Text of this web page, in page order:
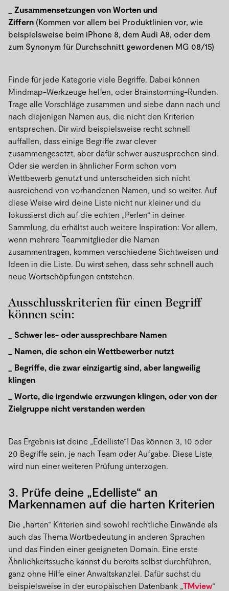
Zusammensetzungen von Worten und
Ziffern (Kommen vor allem bei Produktlinien vor, wie
beispielsweise beim iPhone 8, dem Audi A8, oder dem
zum Synonym für Durchschnitt gewordenen MG 08/15)
Finde für jede Kategorie viele Begriffe. Dabei können
Mindmap-Werkzeuge helfen, oder Brainstorming-Runden.
Trage alle Vorschläge zusammen und siebe dann nach und
nach diejenigen Namen aus, die nicht den Kriterien
entsprechen. Dir wird beispielsweise recht schnell
auffallen, dass einige Begriffe zwar clever
zusammengesetzt, aber dafür schwer auszusprechen sind.
Oder sie werden in ähnlicher Form schon vom
Wettbewerb genutzt und unterscheiden sich nicht
ausreichend von vorhandenen Namen, und so weiter. Auf
diese Weise wird deine Liste nicht nur kleiner und du
fokussierst dich auf die echten „Perlen“ in deiner
Sammlung, du erhältst auch weitere Inspiration: Vor allem,
wenn mehrere Teammitglieder die Namen
zusammentragen, kommen verschiedene Sichtweisen und
Ideen in die Liste. Du wirst sehen, dass sehr schnell auch
neue Wortschöpfungen entstehen.
Ausschlusskriterien für einen Begriff
können sein:
Schwer les- oder aussprechbare Namen
Namen, die schon ein Wettbewerber nutzt
Begriffe, die zwar einzigartig sind, aber langweilig
klingen
Worte, die irgendwie erzwungen klingen, oder von der
Zielgruppe nicht verstanden werden
Das Ergebnis ist deine „Edelliste“! Das können 3, 10 oder
20 Begriffe sein, je nach Team oder Aufgabe. Diese Liste
wird nun einer weiteren Prüfung unterzogen.
3. Prüfe deine „Edelliste“ an
Markennamen auf die harten Kriterien
Die „harten“ Kriterien sind sowohl rechtliche Einwände als
auch das Thema Wortbedeutung in anderen Sprachen
und das Finden einer geeigneten Domain. Eine erste
Ähnlichkeitssuche kannst du bereits selbst durchführen,
ganz ohne Hilfe einer Anwaltskanzlei. Dafür suchst du
beispielsweise in der europäischen Datenbank „TMview“